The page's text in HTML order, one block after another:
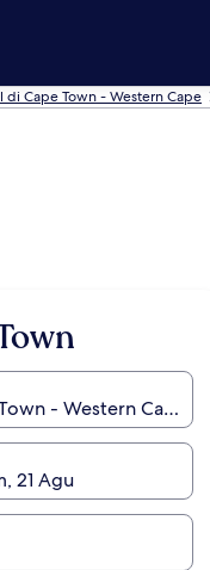
di Cape Town - Western Cape
21 Agu